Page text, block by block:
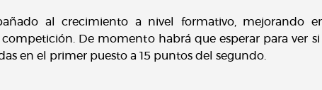
al crecimiento a nivel formativo, mejorando
De momento habrá que esperar para ver
en el primer puesto a 15 puntos del segundo.